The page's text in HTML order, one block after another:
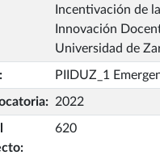
Incentivación de la
Innovación
Universidad de
: PIIDUZ_1
: 2022
:
620